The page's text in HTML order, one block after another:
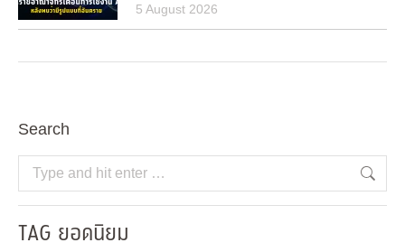
5 August 2026
Search
Search:
TAG ยอดนิยม